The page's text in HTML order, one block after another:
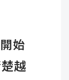
始
越